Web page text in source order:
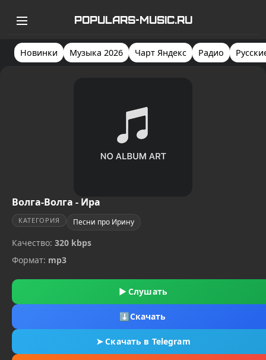
POPULARS-MUSIC.RU
Новинки Музыка 2026 Чарт Яндекс Радио
Волга-Волга - Ира
КАТЕГОРИЯ Песни про Ирину
Качество: 320 kbps
Формат: mp3
▶ Слушать
⬇Скачать
➤Скачать в Telegram